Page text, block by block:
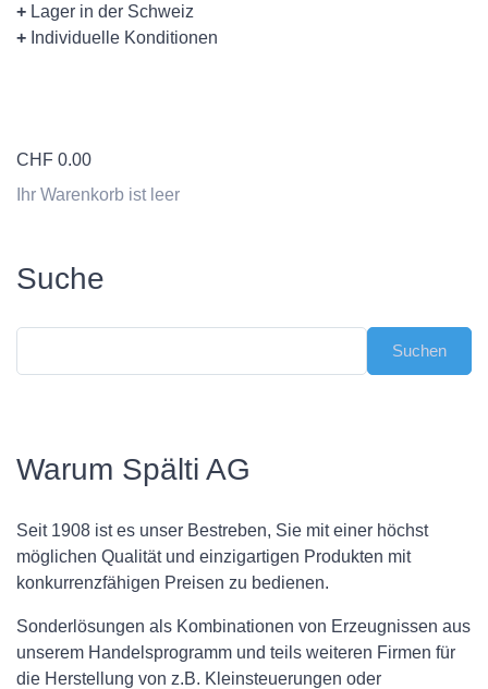
+ Lager in der Schweiz
+ Individuelle Konditionen
CHF 0.00
Ihr Warenkorb ist leer
Suche
Warum Spälti AG
Seit 1908 ist es unser Bestreben, Sie mit einer höchst
möglichen Qualität und einzigartigen Produkten mit
konkurrenzfähigen Preisen zu bedienen.
Sonderlösungen als Kombinationen von Erzeugnissen aus
unserem Handelsprogramm und teils weiteren Firmen für
die Herstellung von z.B. Kleinsteuerungen oder